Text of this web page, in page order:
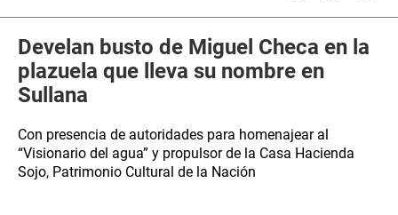
Develan busto de Miguel Checa en la
plazuela que lleva su nombre en
Sullana
Con presencia de autoridades para homenajear al
“Visionario del agua” y propulsor de la Casa Hacienda
Sojo, Patrimonio Cultural de la Nación